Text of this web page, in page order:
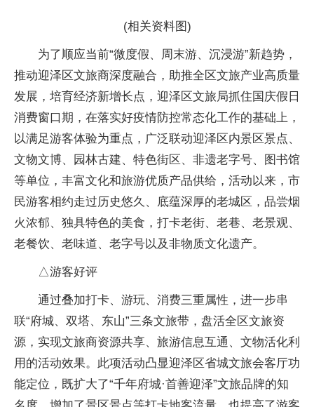
(相关资料图)
为了顺应当前“微度假、周末游、沉浸游”新趋势，
推动迎泽区文旅商深度融合，助推全区文旅产业高质量
发展，培育经济新增长点，迎泽区文旅局抓住国庆假日
消费窗口期，在落实好疫情防控常态化工作的基础上，
以满足游客体验为重点，广泛联动迎泽区内景区景点、
文物文博、园林古建、特色街区、非遗老字号、图书馆
等单位，丰富文化和旅游优质产品供给，活动以来，市
民游客相约走过历史悠久、底蕴深厚的老城区，品尝烟
火浓郁、独具特色的美食，打卡老街、老巷、老景观、
老餐饮、老味道、老字号以及非物质文化遗产。
△游客好评
通过叠加打卡、游玩、消费三重属性，进一步串
联“府城、双塔、东山”三条文旅带，盘活全区文旅资
源，实现文旅商资源共享、旅游信息互通、文物活化利
用的活动效果。此项活动凸显迎泽区省城文旅会客厅功
能定位，既扩大了“千年府城·首善迎泽”文旅品牌的知